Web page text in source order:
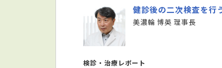
健診後の二次検査を行
美濃輪 博英 理事長
検診・治療レポート